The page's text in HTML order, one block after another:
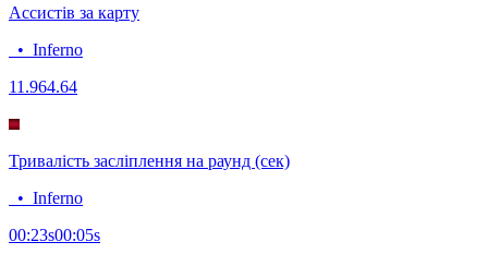
Ассистів за карту
• Inferno
11.964.64
Тривалість засліплення на раунд (сек)
• Inferno
00:23s00:05s